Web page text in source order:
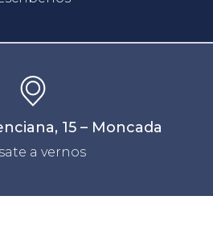
15 – Moncada
a vernos